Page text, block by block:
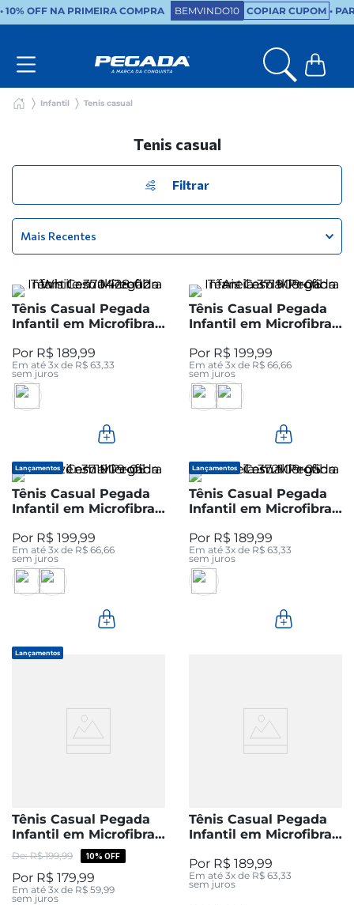
• 10% OFF NA PRIMEIRA COMPRA BEMVINDO10 COPIAR CUPOM •
Infantil Tenis casual
Tenis casual
Filtrar
Mais Recentes
Tênis Casual Pegada
Infantil em Microfibra
R$ 189,99
Em até 3x de R$ 63,33
sem juros
Tênis Casual Pegada
Infantil em Microfibra
R$ 199,99
Em até 3x de R$ 66,66
sem juros
Lançamentos
Tênis Casual Pegada
Infantil em Microfibra
R$ 199,99
Em até 3x de R$ 66,66
sem juros
Lançamentos
Tênis Casual Pegada
Infantil em Microfibra
R$ 189,99
Em até 3x de R$ 63,33
sem juros
Lançamentos
Tênis Casual Pegada
Infantil em Microfibra
Preto 372108-03
R$ 199,99 10% OFF
R$ 179,99
Em até 3x de R$ 59,99
sem juros
Tênis Casual Pegada
Infantil em Microfibra
R$ 189,99
Em até 3x de R$ 63,33
sem juros